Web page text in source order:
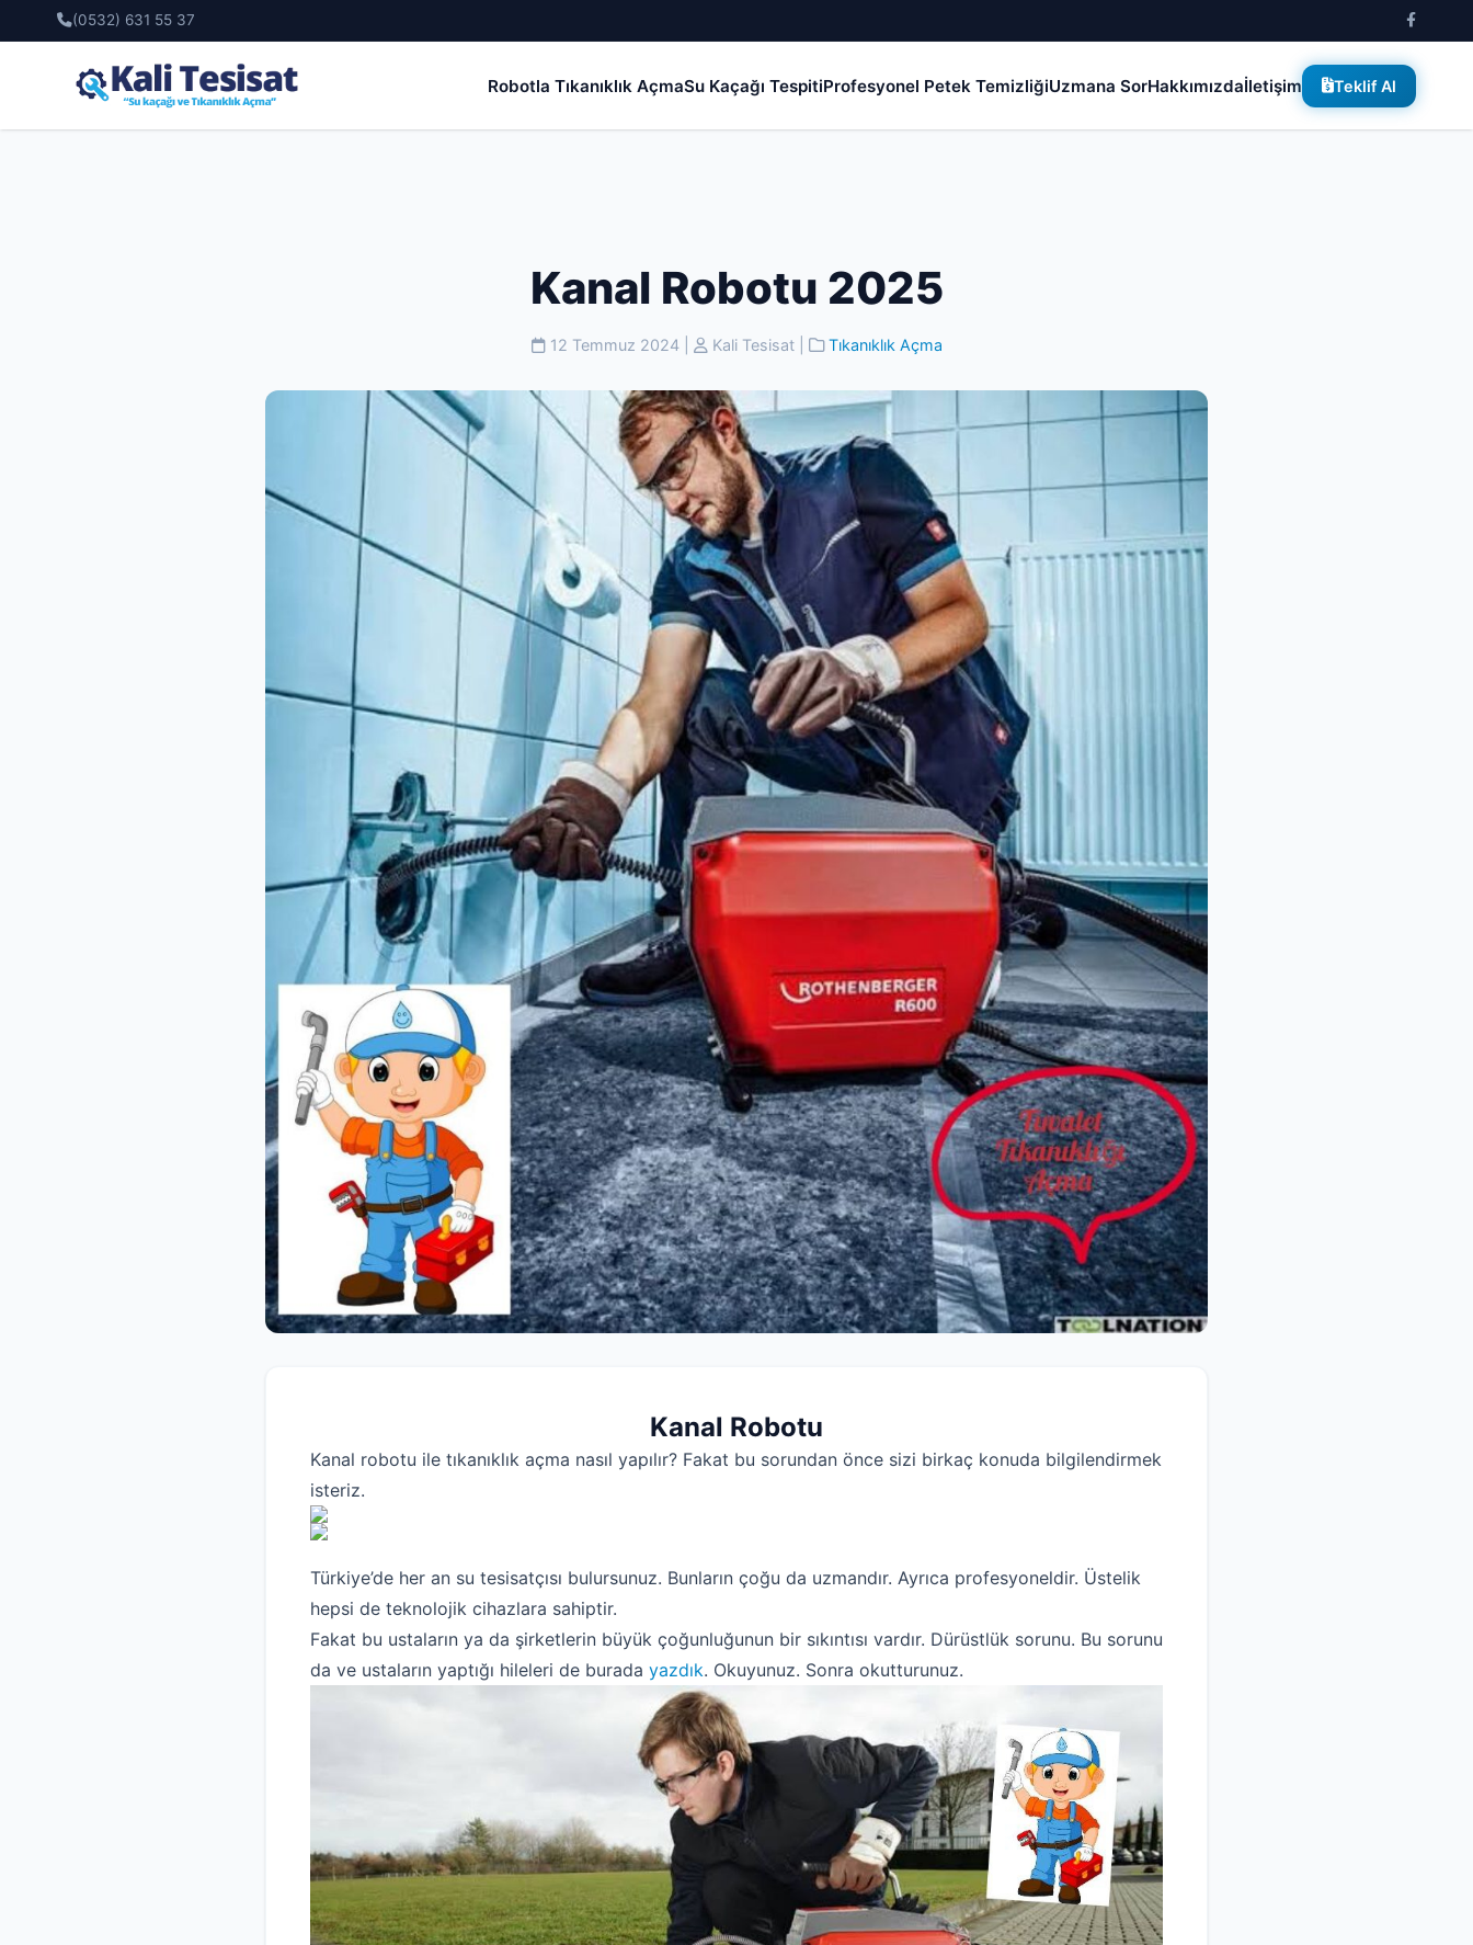
(0532) 631 55 37
Robotla Tıkanıklık AçmaSu Kaçağı TespitiProfesyonel Petek TemizliğiUzmana SorHakkımızdaİletişim Teklif Al
Kanal Robotu 2025
12 Temmuz 2024| Kali Tesisat| Tıkanıklık Açma
Kanal Robotu
Kanal robotu ile tıkanıklık açma nasıl yapılır? Fakat bu sorundan önce sizi birkaç konuda bilgilendirmek
isteriz.
Türkiye’de her an su tesisatçısı bulursunuz. Bunların çoğu da uzmandır. Ayrıca profesyoneldir. Üstelik
hepsi de teknolojik cihazlara sahiptir.
Fakat bu ustaların ya da şirketlerin büyük çoğunluğunun bir sıkıntısı vardır. Dürüstlük sorunu. Bu sorunu
da ve ustaların yaptığı hileleri de burada yazdık. Okuyunuz. Sonra okutturunuz.